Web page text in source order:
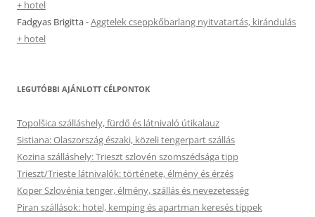
+ hotel
Fadgyas Brigitta-Aggtelek cseppkőbarlang nyitvatartás, kirándulás
+ hotel
LEGUTÓBBI AJÁNLOTT CÉLPONTOK
Topolšica szálláshely, fürdő és látnivaló útikalauz
Sistiana: Olaszország északi, közeli tengerpart szállás
Kozina szálláshely: Trieszt szlovén szomszédsága tipp
Trieszt/Trieste látnivalók: története, élmény és érzés
Koper Szlovénia tenger, élmény, szállás és nevezetesség
Piran szállások: hotel, kemping és apartman keresés tippek